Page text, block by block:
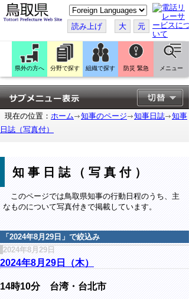
こ
の
ペ
ー
ジ
翻
訳
す
る
読み上げ 大 元
県外の方へ 分野で探す 組織で探す 防災 緊急 メニュー
現在の位置： ホーム 知事のページ 知事日誌
知事
日誌（写真付）
知事日誌（写真付）
このページでは鳥取県知事の行動日程のうち、主
なものについて写真付きで掲載しています。
「 2024年8月29日 」で絞込み
2024年8月29日
2024年8月29日（木）
14時10分 台湾・台北市